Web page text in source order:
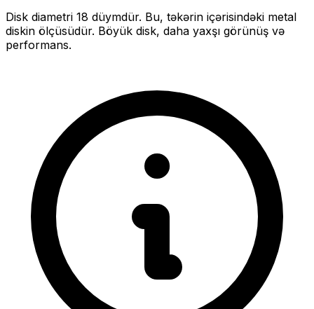
Disk diametri 18 düymdür. Bu, təkərin içərisindəki metal
diskin ölçüsüdür. Böyük disk, daha yaxşı görünüş və
performans.